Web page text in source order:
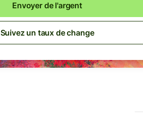
Envoyer de l'argent
Suivez un taux de change